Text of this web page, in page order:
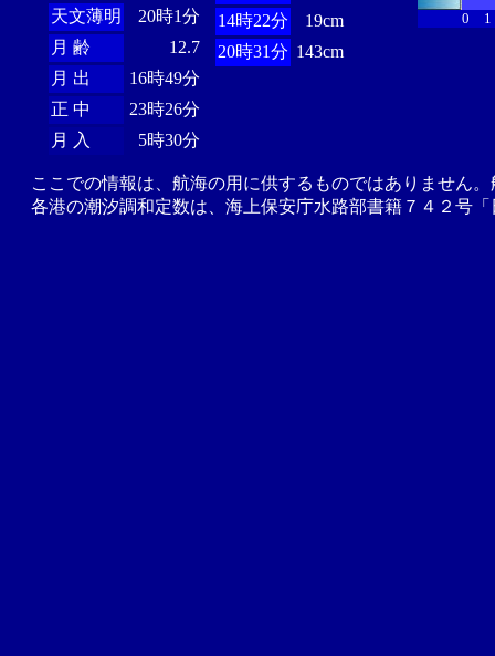
天文薄明
20時1分
月 齢
12.7
月 出
16時49分
正 中
23時26分
月 入
5時30分
14時22分
19cm
20時31分 143cm
0 1
ここでの情報は、航海の用に供するものではありません
各港の潮汐調和定数は、海上保安庁水路部書籍７４２号